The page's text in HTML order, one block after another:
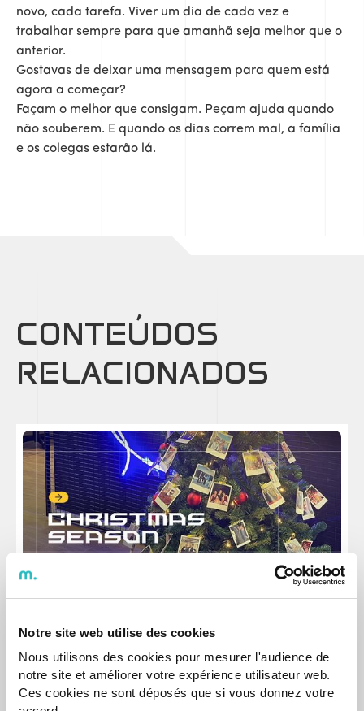
Notre site web utilise des cookies
Nous utilisons des cookies pour mesurer l'audience de
notre site et améliorer votre expérience utilisateur web.
Ces cookies ne sont déposés que si vous donnez votre
novo, cada tarefa. Viver um dia de cada vez e
trabalhar sempre para que amanhã seja melhor que o
anterior.
Gostavas de deixar uma mensagem para quem está
agora a começar?
Façam o melhor que consigam. Peçam ajuda quando
não souberem. E quando os dias correm mal, a família
e os colegas estarão lá.
CONTEÚDOS
RELACIONADOS
A magia do Natal ilumina a agap2IT
Uma época festiva que trás consigo momentos de alegria,
partilha e proximidade.